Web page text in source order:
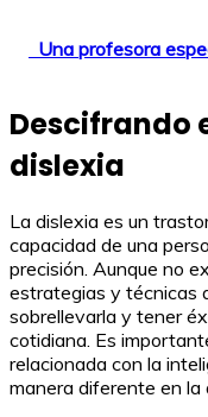
Una profesora
Descifrando
dislexia
La dislexia es un
capacidad de una
precisión. Aunque no
estrategias y técnicas
sobrellevarla y tener
cotidiana. Es
relacionada con la
manera diferente en la